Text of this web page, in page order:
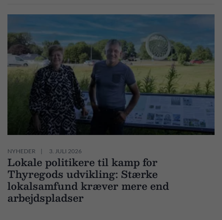
NYHEDER 3. JULI 2026
Lokale politikere til kamp for
Thyregods udvikling: Stærke
lokalsamfund kræver mere end
arbejdspladser